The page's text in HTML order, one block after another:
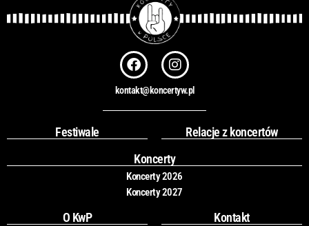
F
a
c
e
b
o
k
I
n
s
t
a
r
a
m
kontakt@koncertyw.pl
Festiwale
Relacje z koncertów
Koncerty
Koncerty 2026
Koncerty 2027
O KwP
Kontakt